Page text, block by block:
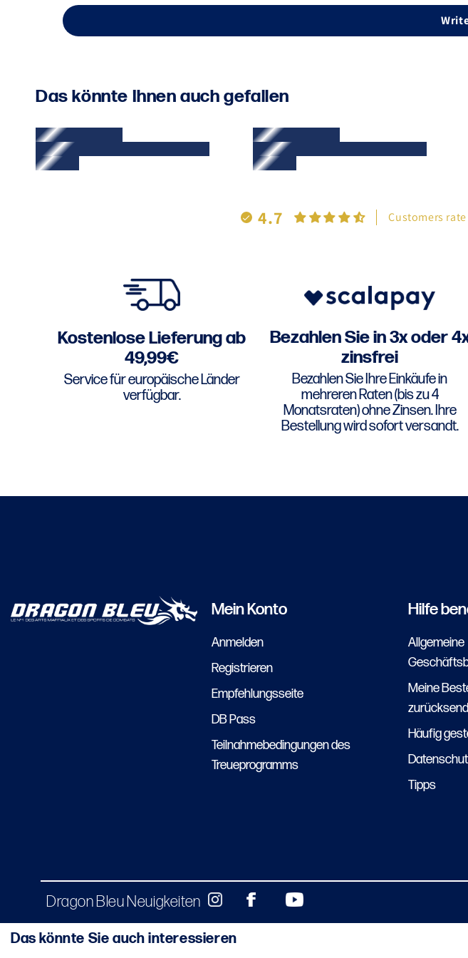
Das könnte Ihnen auch gefallen
4.7 Customers
Kostenlose Lieferung ab
49,99€
Service für europäische Länder
verfügbar.
Bezahlen Sie in 3x oder
zinsfrei
Bezahlen Sie Ihre Einkäufe in
mehreren Raten (bis zu 4
Monatsraten) ohne Zinsen. Ihre
Bestellung wird sofort versandt.
Mein Konto
Anmelden
Registrieren
Empfehlungsseite
DB Pass
Teilnahmebedingungen des
Treueprogramms
Hilfe
Allgemeine
Meine
Häufig
Tipps
Dragon Bleu Neuigkeiten
Das könnte Sie auch interessieren